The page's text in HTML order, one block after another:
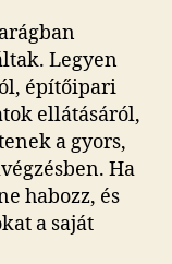
Legyen
építőipari
ellátásáról,
a gyors,
Ha
habozz, és
a saját